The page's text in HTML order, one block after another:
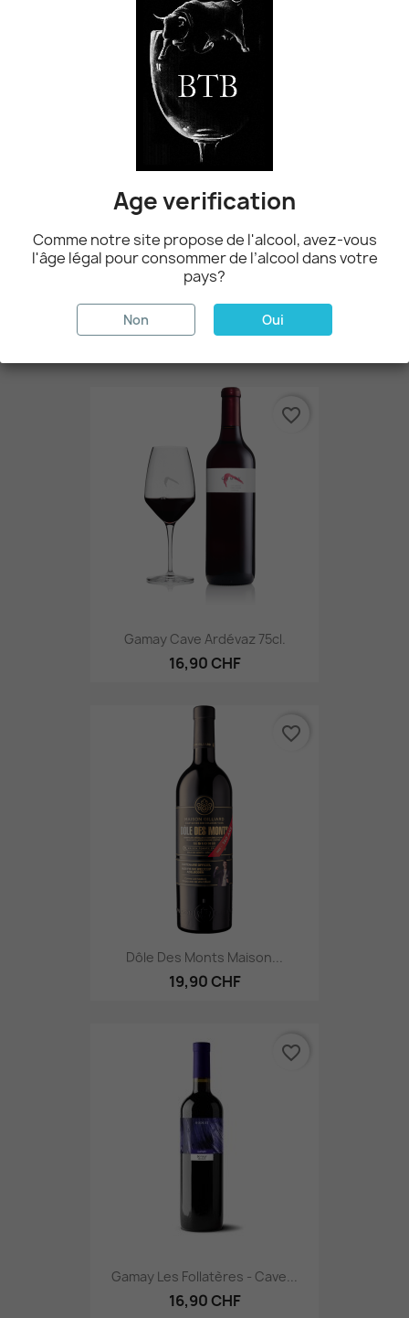
21,50 CHF
Mazarine Cave Ardévaz 75cl.
Gamay Cave Ardévaz 75cl.
16,90 CHF
favorite_border
Dôle Des Monts Maison...
19,90 CHF
favorite_border
Gamay Les Follatères - Cave...
16,90 CHF
favorite_border
Age verification
Comme notre site propose de l'alcool, avez-vous
l'âge légal pour consommer de l’alcool dans votre
pays?
Non Oui